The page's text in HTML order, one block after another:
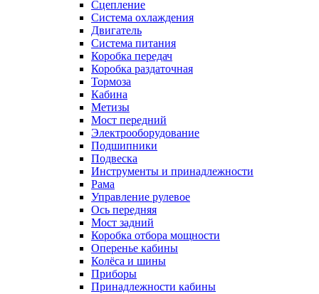
Сцепление
Система охлаждения
Двигатель
Система питания
Коробка передач
Коробка раздаточная
Тормоза
Кабина
Метизы
Мост передний
Электрооборудование
Подшипники
Подвеска
Инструменты и принадлежности
Рама
Управление рулевое
Ось передняя
Мост задний
Коробка отбора мощности
Оперенье кабины
Колёса и шины
Приборы
Принадлежности кабины